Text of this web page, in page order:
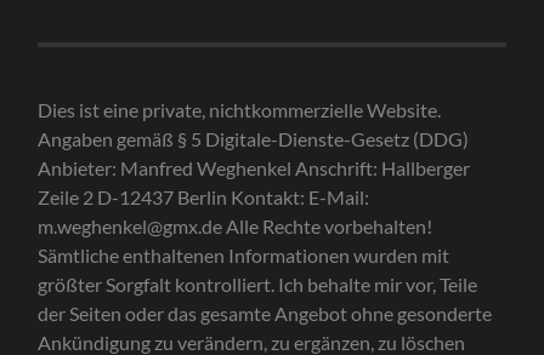
Dies ist eine private, nichtkommerzielle Website.
Angaben gemäß § 5 Digitale-Dienste-Gesetz (DDG)
Anbieter: Manfred Weghenkel Anschrift: Hallberger
Zeile 2 D-12437 Berlin Kontakt: E-Mail:
m.weghenkel@gmx.de Alle Rechte vorbehalten!
Sämtliche enthaltenen Informationen wurden mit
größter Sorgfalt kontrolliert. Ich behalte mir vor, Teile
der Seiten oder das gesamte Angebot ohne gesonderte
Ankündigung zu verändern, zu ergänzen, zu löschen